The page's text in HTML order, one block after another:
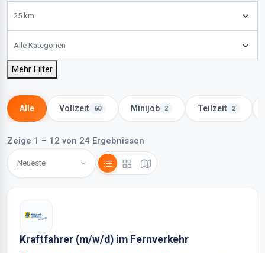
Mehr Filter
Alle Vollzeit 60 Minijob 2 Teilzeit 2
Zeige 1 – 12 von 24 Ergebnissen
Kraftfahrer (m/w/d) im Fernverkehr